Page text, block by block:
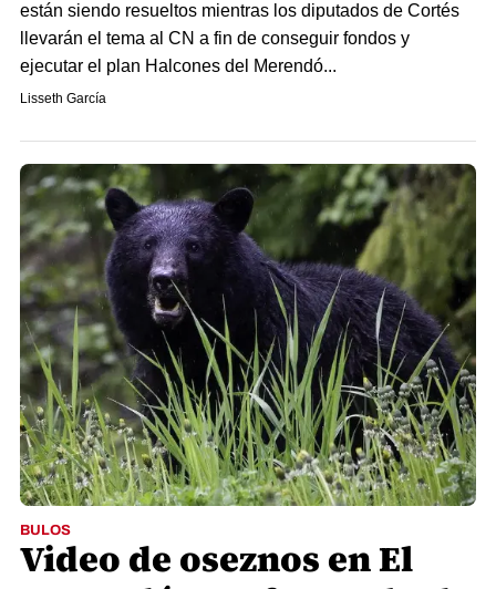
están siendo resueltos mientras los diputados de Cortés
llevarán el tema al CN a fin de conseguir fondos y
ejecutar el plan Halcones del Merendó...
Lisseth García
BULOS
Video de oseznos en El